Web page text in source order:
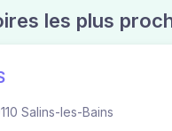
les plus
Salins-les-Bains